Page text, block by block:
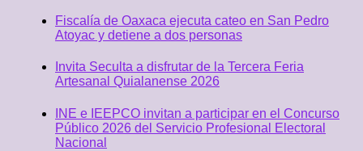
Fiscalía de Oaxaca ejecuta cateo en San Pedro
Atoyac y detiene a dos personas
Invita Seculta a disfrutar de la Tercera Feria
Artesanal Quialanense 2026
INE e IEEPCO invitan a participar en el Concurso
Público 2026 del Servicio Profesional Electoral
Nacional